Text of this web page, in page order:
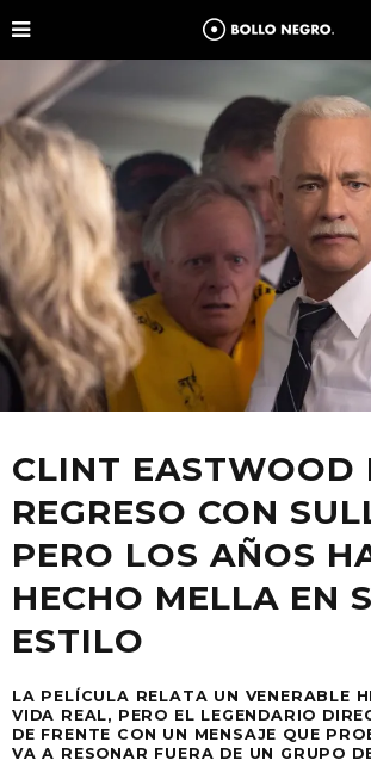
CLINT EASTWOOD
REGRESO CON
PERO LOS AÑOS
HECHO MELLA EN
ESTILO
LA PELÍCULA RELATA UN VENERABLE
VIDA REAL, PERO EL LEGENDARIO
DE FRENTE CON UN MENSAJE QUE
VA A RESONAR FUERA DE UN GRUPO